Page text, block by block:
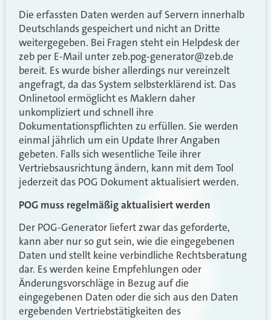
Die erfassten Daten werden auf Servern innerhalb
Deutschlands gespeichert und nicht an Dritte
weitergegeben. Bei Fragen steht ein Helpdesk der
zeb per E-Mail unter
ed.bez
@rotareneg-gop.bez
bereit. Es wurde bisher allerdings nur vereinzelt
angefragt, da das System selbsterklärend ist. Das
Onlinetool ermöglicht es Maklern daher
unkompliziert und schnell ihre
Dokumentationspflichten zu erfüllen. Sie werden
einmal jährlich um ein Update Ihrer Angaben
gebeten. Falls sich wesentliche Teile ihrer
Vertriebsausrichtung ändern, kann mit dem Tool
jederzeit das POG Dokument aktualisiert werden.
POG muss regelmäßig aktualisiert werden
Der POG-Generator liefert zwar das geforderte,
kann aber nur so gut sein, wie die eingegebenen
Daten und stellt keine verbindliche Rechtsberatung
dar. Es werden keine Empfehlungen oder
Änderungsvorschläge in Bezug auf die
eingegebenen Daten oder die sich aus den Daten
ergebenden Vertriebstätigkeiten des